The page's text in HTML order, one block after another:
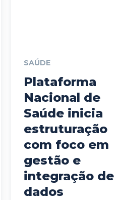
SAÚDE
Plataforma
Nacional de
Saúde inicia
estruturação
com foco em
gestão e
integração de
dados